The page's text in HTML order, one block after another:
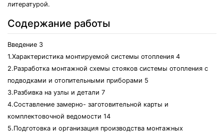
литературой.
Содержание работы
Введение 3
1.Характеристика монтируемой системы отопления 4
2.Разработка монтажной схемы стояков системы отопления с
подводками и отопительными приборами 5
3.Разбивка на узлы и детали 7
4.Составление замерно- заготовительной карты и
комплектовочной ведомости 14
5.Подготовка и организация производства монтажных